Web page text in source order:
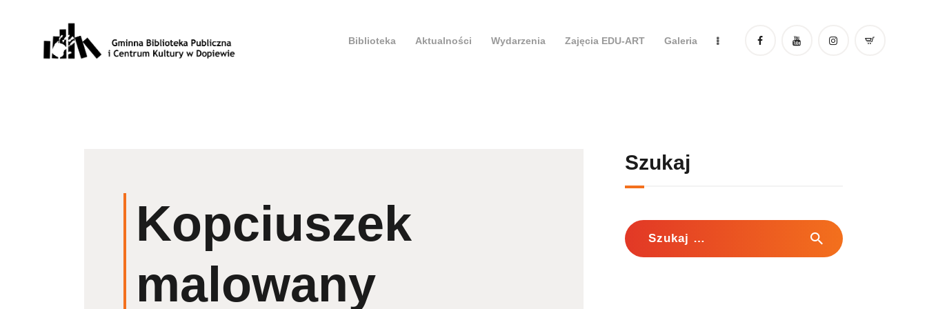
Biblioteka Aktualności Wydarzenia Zajęcia EDU-ART Galeria
Kopciuszek
malowany
Szukaj
Szukaj: